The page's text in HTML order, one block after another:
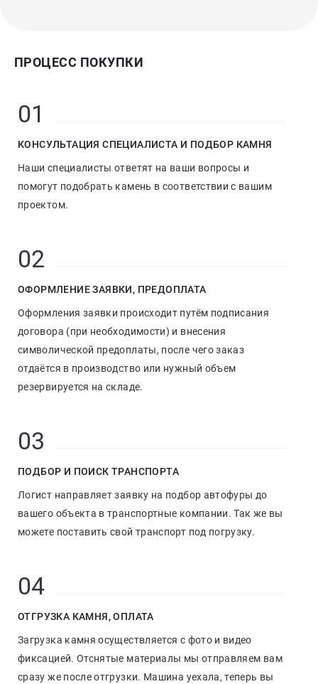
ПРОЦЕСС ПОКУПКИ
01
КОНСУЛЬТАЦИЯ СПЕЦИАЛИСТА И ПОДБОР КАМНЯ
Наши специалисты ответят на ваши вопросы и
помогут подобрать камень в соответствии с вашим
проектом.
02
ОФОРМЛЕНИЕ ЗАЯВКИ, ПРЕДОПЛАТА
Оформления заявки происходит путём подписания
договора (при необходимости) и внесения
символической предоплаты, после чего заказ
отдаётся в производство или нужный объем
резервируется на складе.
03
ПОДБОР И ПОИСК ТРАНСПОРТА
Логист направляет заявку на подбор автофуры до
вашего объекта в транспортные компании. Так же вы
можете поставить свой транспорт под погрузку.
04
ОТГРУЗКА КАМНЯ, ОПЛАТА
Загрузка камня осуществляется с фото и видео
фиксацией. Отснятые материалы мы отправляем вам
сразу же после отгрузки. Машина уехала, теперь вы